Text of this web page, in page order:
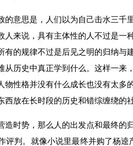
的意思是，人们以为自己击水三
人来说，具有主体性的人不过是
有的规律不过是后见之明的归纳
从历史中真正学到什么。这样一
物性格并没有什么成长也没有太
放在长时段的历史和错综缠绕的
造时势，那么人的出发点和最终
评判。就像小说里最终并购了杨